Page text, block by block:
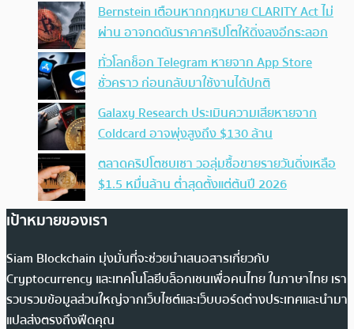
Bernstein เตือนหากกฎหมาย CLARITY Act ไม่
ผ่าน อาจกดดันราคาคริปโตให้ดิ่งลงอีกระลอก
ทั่วโลกช็อก Telegram หายจาก App Store
ชั่วคราว ก่อนกลับมาใช้งานได้ปกติ
Galaxy Research ประเมินความเสียหายจาก
Coldcard อาจพุ่งสูงถึง $130 ล้าน
ตลาดคริปโตซบเซา วอลุ่มซื้อขายรายวันดิ่งเหลือ
$1.5 หมื่นล้าน ต่ำสุดตั้งแต่ต้นปี 2026
เป้าหมายของเรา
Siam Blockchain มุ่งมั่นที่จะช่วยนำเสนอสารเกี่ยวกับ
Cryptocurrency และเทคโนโลยีบล็อกเชนเพื่อคนไทย ในภาษาไทย เรา
รวบรวมข้อมูลส่วนใหญ่จากเว็บไซต์และเว็บบอร์ดต่างประเทศและนำมา
แปลส่งตรงถึงฟีดคุณ